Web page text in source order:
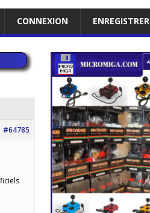
CONNEXION ENREGISTRER
#64785